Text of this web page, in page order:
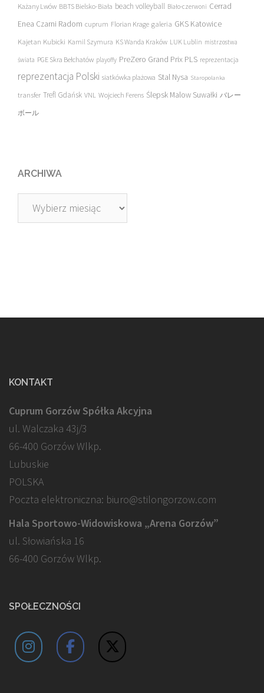
Każany Lwów BBTS Bielsko-Biała beach volleyball Biało-czerwoni Cerrad
Enea Czarni Radom cuprum Florian Krage galeria GKS Katowice
Kajetan Kubicki Kamil Szymura KS Wanda Kraków LUK Lublin mistrzostwa
świata PGE Skra Bełchatów playoffy PreZero Grand Prix PLS reprezentacja
reprezentacja Polski siatkówka plażowa Stal Nysa Staropolanka
transfer Trefl Gdańsk VNL Wojciech Ferens Ślepsk Malow Suwałki バレー
ボール
ARCHIWA
Archiwa
KONTAKT
Cuprum Gorzów Spółka Akcyjna
ul. Walczaka 43j/3
66-400 Gorzów Wlkp.
Lubuskie
POLSKA
Poczta elektroniczna: biuro@stilongorzow.com
Hala Sportowo-Widowiskowa „Arena Gorzów”
ul. Słowiańska 16
66-400 Gorzów Wlkp.
SPOŁECZNOŚCI